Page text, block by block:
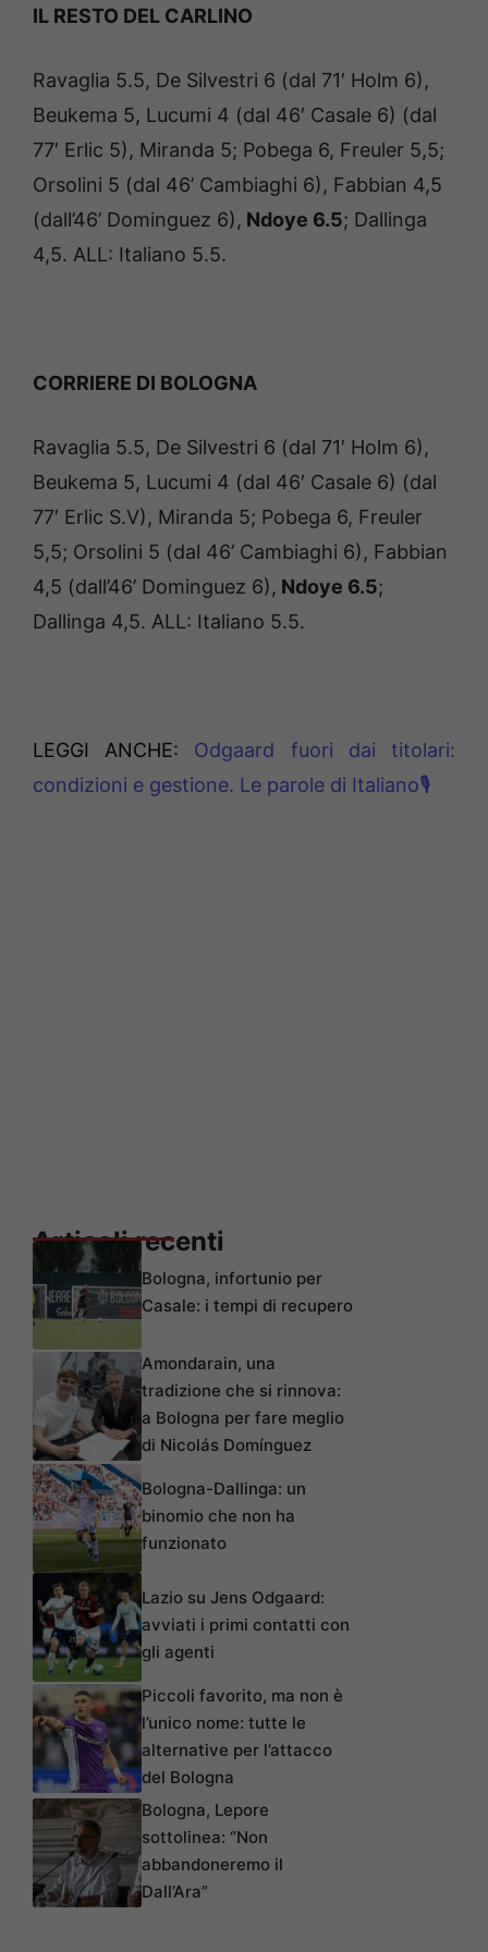
IL RESTO DEL CARLINO
Ravaglia 5.5, De Silvestri 6 (dal 71′ Holm 6),
Beukema 5, Lucumi 4 (dal 46′ Casale 6) (dal
77′ Erlic 5), Miranda 5; Pobega 6, Freuler 5,5;
Orsolini 5 (dal 46’ Cambiaghi 6), Fabbian 4,5
(dall’46’ Dominguez 6), Ndoye 6.5; Dallinga
4,5. ALL: Italiano 5.5.
CORRIERE DI BOLOGNA
Ravaglia 5.5, De Silvestri 6 (dal 71′ Holm 6),
Beukema 5, Lucumi 4 (dal 46′ Casale 6) (dal
77′ Erlic S.V), Miranda 5; Pobega 6, Freuler
5,5; Orsolini 5 (dal 46’ Cambiaghi 6), Fabbian
4,5 (dall’46’ Dominguez 6), Ndoye 6.5;
Dallinga 4,5. ALL: Italiano 5.5.
LEGGI ANCHE: Odgaard fuori dai titolari:
condizioni e gestione. Le parole di Italiano🎙
Articoli recenti
Bologna, infortunio per
Casale: i tempi di recupero
Amondarain, una
tradizione che si rinnova:
a Bologna per fare meglio
di Nicolás Domínguez
Bologna-Dallinga: un
binomio che non ha
funzionato
Lazio su Jens Odgaard:
avviati i primi contatti con
gli agenti
Piccoli favorito, ma non è
l’unico nome: tutte le
alternative per l’attacco
del Bologna
Bologna, Lepore
sottolinea: “Non
abbandoneremo il
Dall’Ara”